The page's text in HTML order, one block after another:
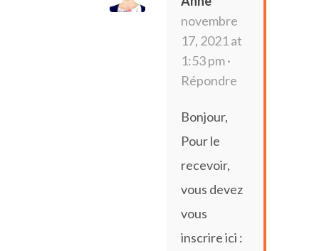
novembre
17, 2021 at
1:53 pm ·
Répondre
Bonjour,
Pour le
recevoir,
vous devez
vous
inscrire ici :